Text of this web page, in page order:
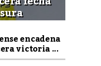
encadena
victoria ...